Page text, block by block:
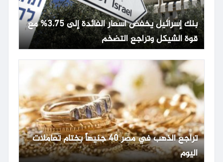
بنك إسرائيل يخفض أسعار الفائدة إلى 3.75% مع
قوة الشيكل وتراجع التضخم
تراجع الذهب في مصر 40 جنيهاً بختام تعاملات
اليوم